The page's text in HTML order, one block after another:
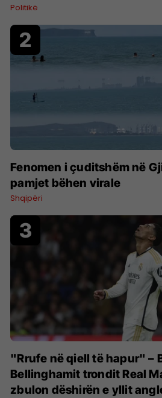
Politikë
Fenomen i çuditshëm në
pamjet bëhen virale
Shqipëri
"Rrufe në qiell të hapur" –
Bellinghamit trondit Real
zbulon dëshirën e yllit